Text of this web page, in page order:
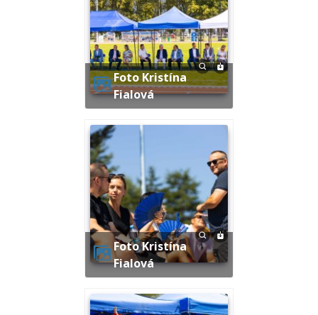
Foto Kristína
Fialová
Foto Kristína
Fialová